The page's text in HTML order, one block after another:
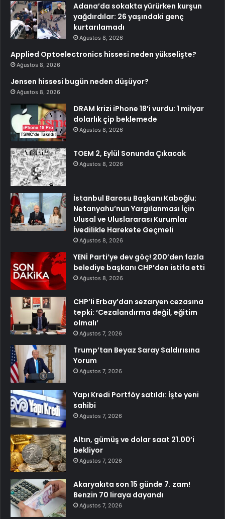
Adana’da sokakta yürürken kurşun
yağdırdılar: 26 yaşındaki genç
kurtarılamadı
Ağustos 8, 2026
Applied Optoelectronics hissesi neden yükselişte?
Ağustos 8, 2026
Jensen hissesi bugün neden düşüyor?
Ağustos 8, 2026
DRAM krizi iPhone 18’i vurdu: 1 milyar
dolarlık çip beklemede
Ağustos 8, 2026
TOEM 2, Eylül Sonunda Çıkacak
Ağustos 8, 2026
İstanbul Barosu Başkanı Kaboğlu:
Netanyahu’nun Yargılanması İçin
Ulusal ve Uluslararası Kurumlar
İvedilikle Harekete Geçmeli
Ağustos 8, 2026
YENİ Parti’ye dev göç! 200’den fazla
belediye başkanı CHP’den istifa etti
Ağustos 8, 2026
CHP’li Erbay’dan sezaryen cezasına
tepki: ‘Cezalandırma değil, eğitim
olmalı’
Ağustos 7, 2026
Trump’tan Beyaz Saray Saldırısına
Yorum
Ağustos 7, 2026
Yapı Kredi Portföy satıldı: İşte yeni
sahibi
Ağustos 7, 2026
Altın, gümüş ve dolar saat 21.00’i
bekliyor
Ağustos 7, 2026
Akaryakıta son 15 günde 7. zam!
Benzin 70 liraya dayandı
Ağustos 7, 2026